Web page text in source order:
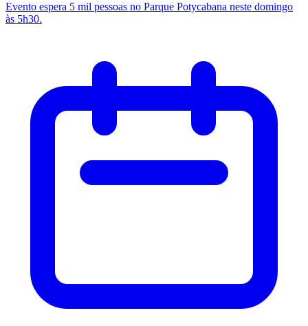
Evento espera 5 mil pessoas no Parque Potycabana neste domingo
às 5h30.